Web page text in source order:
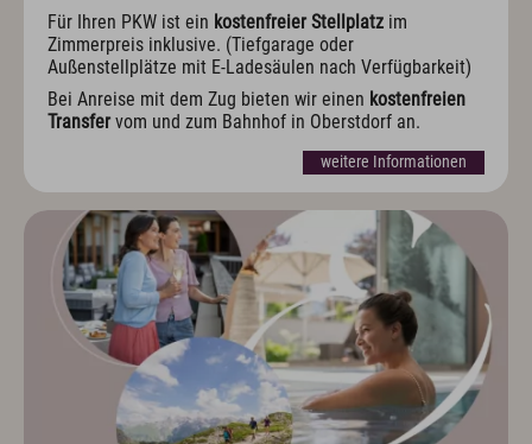
Für Ihren PKW ist ein kostenfreier Stellplatz im
Zimmerpreis inklusive. (Tiefgarage oder
Außenstellplätze mit E-Ladesäulen nach Verfügbarkeit)
Bei Anreise mit dem Zug bieten wir einen kostenfreien
Transfervom und zum Bahnhof in Oberstdorf an.
weitere Informationen